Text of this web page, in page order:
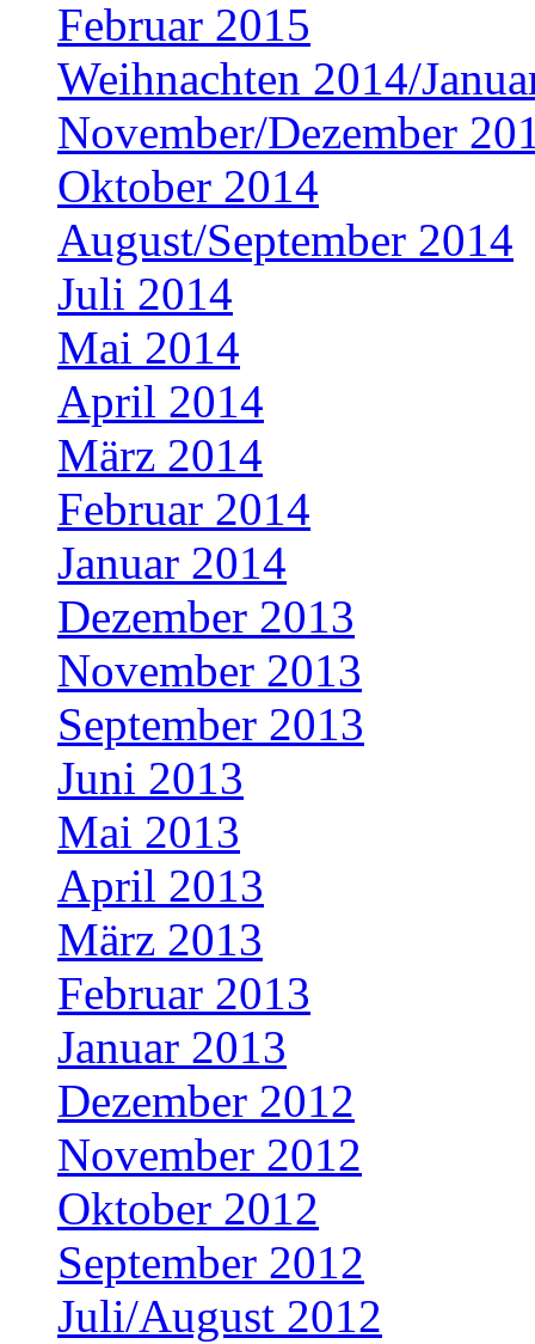
Februar 2015
Weihnachten 2014/
November/Dezember
Oktober 2014
August/September 2014
Juli 2014
Mai 2014
April 2014
März 2014
Februar 2014
Januar 2014
Dezember 2013
November 2013
September 2013
Juni 2013
Mai 2013
April 2013
März 2013
Februar 2013
Januar 2013
Dezember 2012
November 2012
Oktober 2012
September 2012
Juli/August 2012